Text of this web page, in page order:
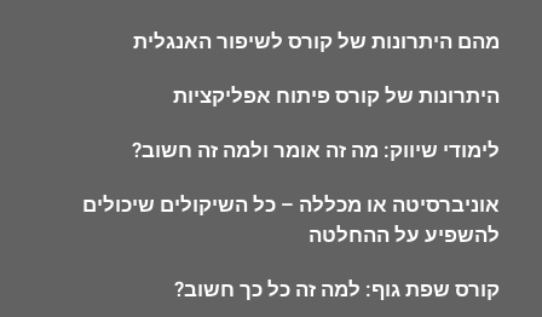
מהם היתרונות של קורס לשיפור האנגלית
היתרונות של קורס פיתוח אפליקציות
לימודי שיווק: מה זה אומר ולמה זה חשוב?
אוניברסיטה או מכללה – כל השיקולים שיכולים
להשפיע על ההחלטה
קורס שפת גוף: למה זה כל כך חשוב?